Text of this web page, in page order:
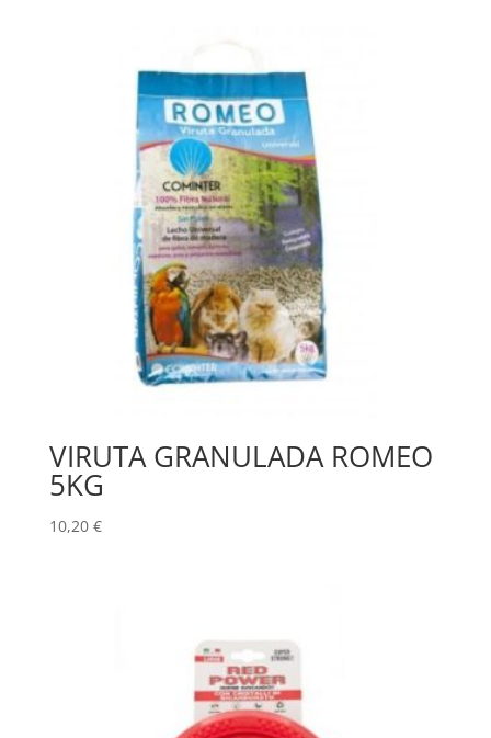
VIRUTA GRANULADA ROMEO
5KG
10,20 €